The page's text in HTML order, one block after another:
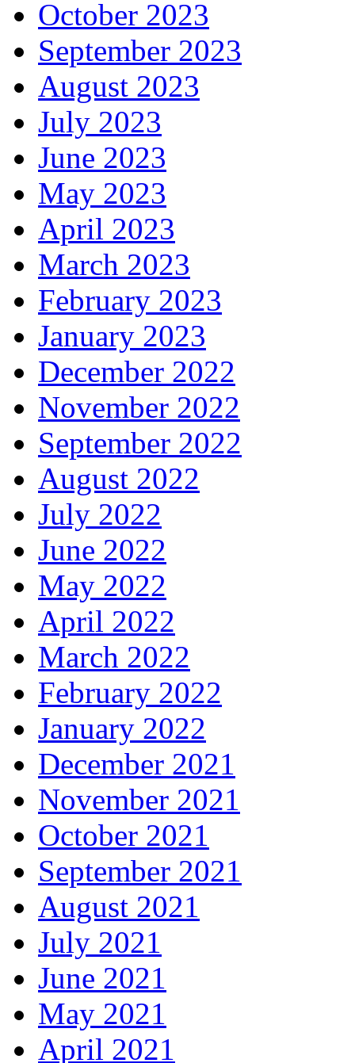
October 2023
September 2023
August 2023
July 2023
June 2023
May 2023
April 2023
March 2023
February 2023
January 2023
December 2022
November 2022
September 2022
August 2022
July 2022
June 2022
May 2022
April 2022
March 2022
February 2022
January 2022
December 2021
November 2021
October 2021
September 2021
August 2021
July 2021
June 2021
May 2021
April 2021